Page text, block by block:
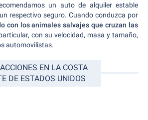
un auto de alquiler estable
respectivo seguro. Cuando conduzca por
con los animales salvajes que cruzan las
con su velocidad, masa y tamaño,
automovilistas.
EN LA COSTA
DE ESTADOS UNIDOS